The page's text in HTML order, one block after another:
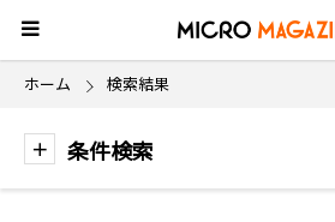
ホーム 検索結果
条件検索